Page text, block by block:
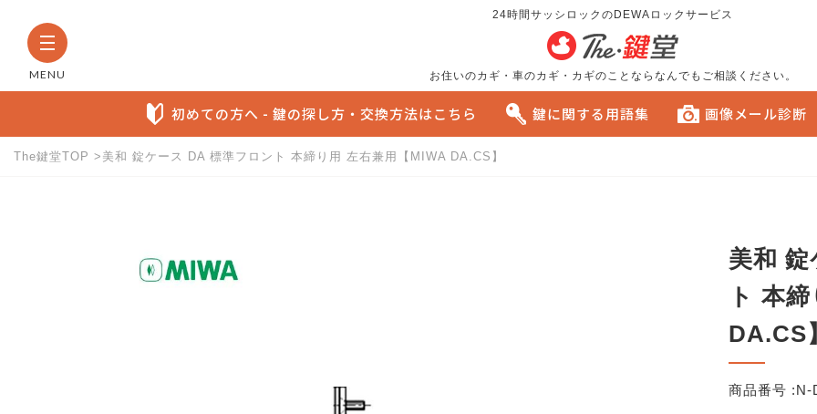
MENU
24時間サッシロックのDEWAロックサービス
お住いのカギ・車のカギ・カギのことならなんでもご相談ください。
初めての方へ - 鍵の探し方・交換方法はこちら 鍵に関する用語集 画像メール診断
The鍵堂TOP 美和 錠ケース DA 標準フロント 本締り用 左右兼用【MIWA DA.CS】
美和
ト 本
DA.CS】
商品番号 :N-